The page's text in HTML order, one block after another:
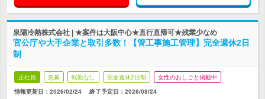
泉陽冷熱株式会社 | ★案件は大阪中心★直行直帰可★残業少なめ
官公庁や大手企業と取引多数！【管工事施工管理】完全週休2日
制
正社員 急募 転勤なし 完全週休2日制 女性のおしごと掲載中
情報更新日：2026/02/24 終了予定日： 2026/08/24